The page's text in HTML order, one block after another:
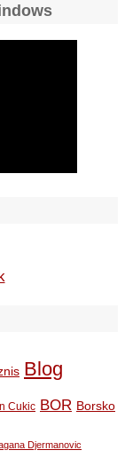
Blog
Cukic BOR Borsko
Djermanovic